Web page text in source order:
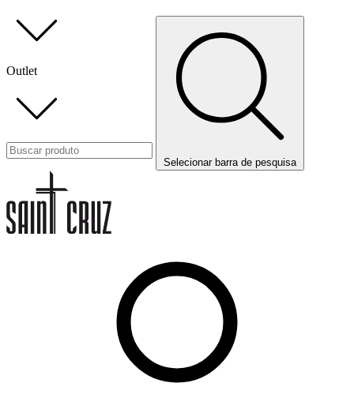
Outlet
Selecionar barra de pesquisa